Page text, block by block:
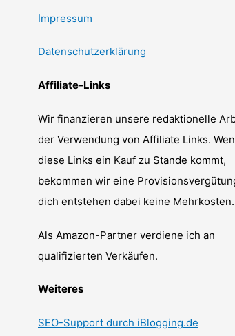
Impressum
Datenschutzerklärung
Affiliate-Links
Wir finanzieren unsere redaktionelle
der Verwendung von Affiliate Links.
diese Links ein Kauf zu Stande kommt,
bekommen wir eine
dich entstehen dabei keine Mehrkosten.
Als Amazon-Partner verdiene ich an
qualifizierten Verkäufen.
Weiteres
SEO-Support durch iBlogging.de